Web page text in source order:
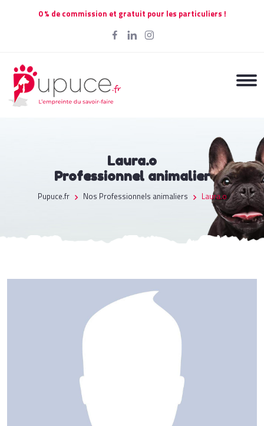
0 % de commission et gratuit pour les particuliers !
Laura.o
Professionnel animalier
Pupuce.fr Nos Professionnels animaliers Laura.o